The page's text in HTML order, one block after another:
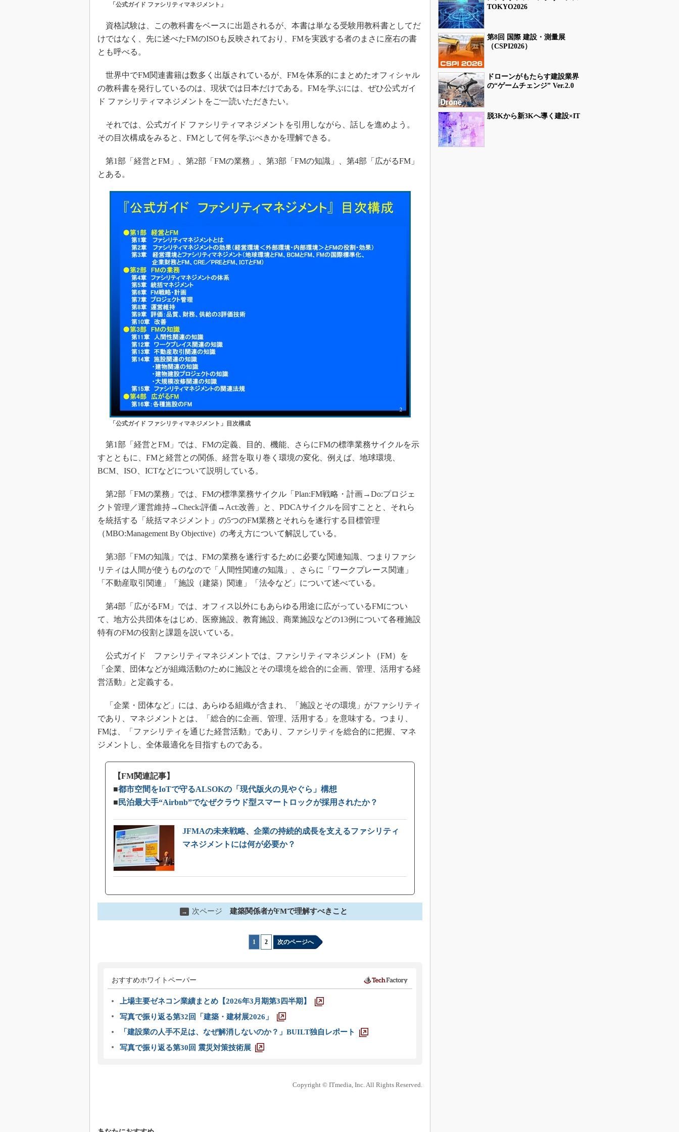
「公式ガイド ファシリティマネジメント」
資格試験は、この教科書をベースに出題されるが、本書は単なる受験用教科書としてだ
けではなく、先に述べたFMのISOも反映されており、FMを実践する者のまさに座右の書
とも呼べる。
世界中でFM関連書籍は数多く出版されているが、FMを体系的にまとめたオフィシャル
の教科書を発行しているのは、現状では日本だけである。FMを学ぶには、ぜひ公式ガイ
ド ファシリティマネジメントをご一読いただきたい。
それでは、公式ガイド ファシリティマネジメントを引用しながら、話しを進めよう。
その目次構成をみると、FMとして何を学ぶべきかを理解できる。
第1部「経営とFM」、第2部「FMの業務」、第3部「FMの知識」、第4部「広がるFM」
とある。
「公式ガイド ファシリティマネジメント」目次構成
第1部「経営とFM」では、FMの定義、目的、機能、さらにFMの標準業務サイクルを示
すとともに、FMと経営との関係、経営を取り巻く環境の変化、例えば、地球環境、
BCM、ISO、ICTなどについて説明している。
第2部「FMの業務」では、FMの標準業務サイクル「Plan:FM戦略・計画→Do:プロジェ
クト管理／運営維持→Check:評価→Act:改善」と、PDCAサイクルを回すことと、それら
を統括する「統括マネジメント」の5つのFM業務とそれらを遂行する目標管理
（MBO:Management By Objective）の考え方について解説している。
第3部「FMの知識」では、FMの業務を遂行するために必要な関連知識、つまりファシ
リティは人間が使うものなので「人間性関連の知識」、さらに「ワークプレース関連」
「不動産取引関連」「施設（建築）関連」「法令など」について述べている。
第4部「広がるFM」では、オフィス以外にもあらゆる用途に広がっているFMについ
て、地方公共団体をはじめ、医療施設、教育施設、商業施設などの13例について各種施設
特有のFMの役割と課題を説いている。
公式ガイド ファシリティマネジメントでは、ファシリティマネジメント（FM）を
「企業、団体などが組織活動のために施設とその環境を総合的に企画、管理、活用する経
営活動」と定義する。
「企業・団体など」には、あらゆる組織が含まれ、「施設とその環境」がファシリティ
であり、マネジメントとは、「総合的に企画、管理、活用する」を意味する。つまり、
FMは、「ファシリティを通じた経営活動」であり、ファシリティを総合的に把握、マネ
ジメントし、全体最適化を目指すものである。
【FM関連記事】
■都市空間をIoTで守るALSOKの「現代版火の見やぐら」構想
■ 民泊最大手“Airbnb”でなぜクラウド型スマートロックが採用されたか？
JFMAの未来戦略、企業の持続的成長を支えるファシリティ
マネジメントには何が必要か？
→ 次ページ 建築関係者がFMで理解すべきこと
1 2 次のページへ
おすすめホワイトペーパー
上場主要ゼネコン業績まとめ【2026年3月期第3四半期】
写真で振り返る第32回「建築・建材展2026」
「建設業の人手不足は、なぜ解消しないのか？」BUILT独自レポート
写真で振り返る第30回 震災対策技術展
Copyright © ITmedia, Inc. All Rights Reserved.
TOKYO2026
第8回 国際 建設・測量展
（CSPI2026）
ドローンがもたらす建設業界
の“ゲームチェンジ” Ver.2.0
脱3Kから新3Kへ導く建設×IT